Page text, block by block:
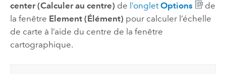
center (Calculer au centre) de l’ongletOptions
de
la fenêtre Element (Élément) pour calculer l’échelle
de carte à l’aide du centre de la fenêtre
cartographique.